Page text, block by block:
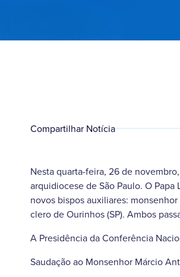
Compartilhar Notícia
Nesta quarta-feira, 26 de
arquidiocese de São Paulo. O
novos bispos auxiliares:
clero de Ourinhos (SP). Ambos
A Presidência da Conferência
Saudação ao Monsenhor Márcio